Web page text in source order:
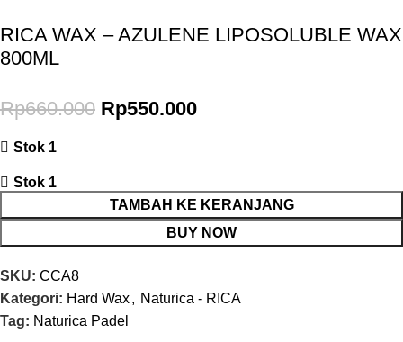
RICA WAX – AZULENE LIPOSOLUBLE WAX
800ML
Rp660.000 Rp550.000
Stok 1
Stok 1
TAMBAH KE KERANJANG
BUY NOW
SKU: CCA8
Kategori: Hard Wax, Naturica - RICA
Tag: Naturica Padel